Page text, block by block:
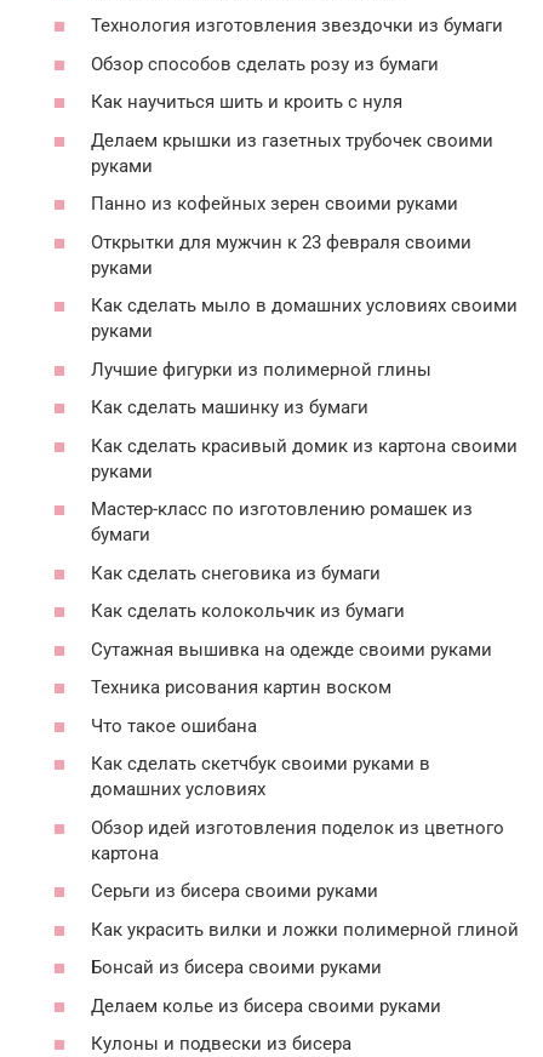
Технология изготовления звездочки из бумаги
Обзор способов сделать розу из бумаги
Как научиться шить и кроить с нуля
Делаем крышки из газетных трубочек своими
руками
Панно из кофейных зерен своими руками
Открытки для мужчин к 23 февраля своими
руками
Как сделать мыло в домашних условиях своими
руками
Лучшие фигурки из полимерной глины
Как сделать машинку из бумаги
Как сделать красивый домик из картона своими
руками
Мастер-класс по изготовлению ромашек из
бумаги
Как сделать снеговика из бумаги
Как сделать колокольчик из бумаги
Сутажная вышивка на одежде своими руками
Техника рисования картин воском
Что такое ошибана
Как сделать скетчбук своими руками в
домашних условиях
Обзор идей изготовления поделок из цветного
картона
Серьги из бисера своими руками
Как украсить вилки и ложки полимерной глиной
Бонсай из бисера своими руками
Делаем колье из бисера своими руками
Кулоны и подвески из бисера